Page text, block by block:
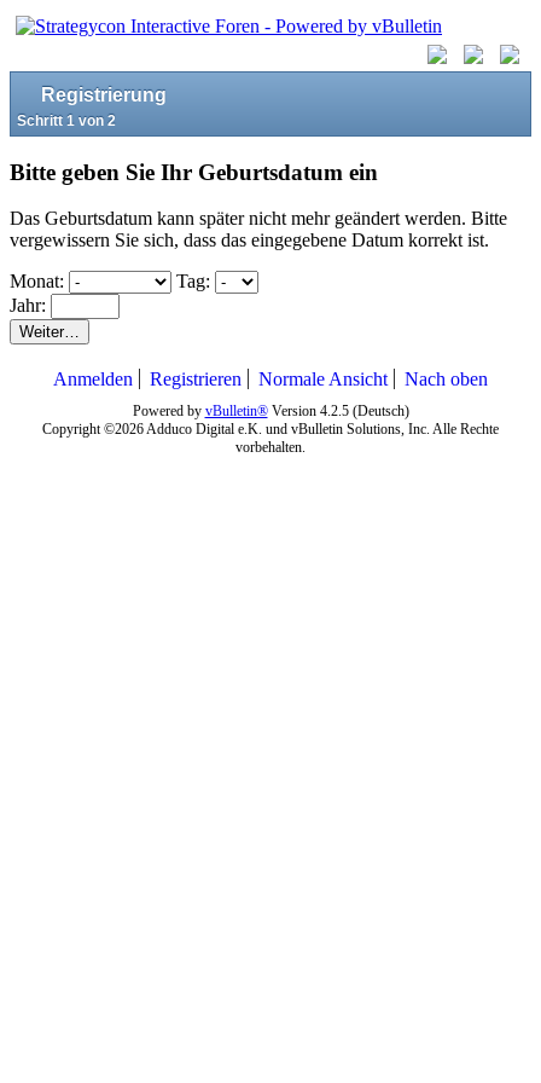
Registrierung
Schritt 1 von 2
Bitte geben Sie Ihr Geburtsdatum ein
Das Geburtsdatum kann später nicht mehr geändert werden. Bitte
vergewissern Sie sich, dass das eingegebene Datum korrekt ist.
Monat:
Tag:
Jahr:
Weiter…
Anmelden Registrieren Normale Ansicht Nach oben
Powered by vBulletin®Version 4.2.5 (Deutsch)
Copyright ©2026 Adduco Digital e.K. und vBulletin Solutions, Inc. Alle Rechte
vorbehalten.